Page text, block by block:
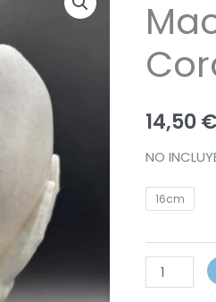
14,50€
NO
16cm
Macetero
Manos